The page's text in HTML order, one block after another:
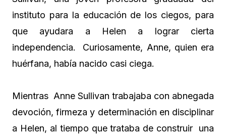
instituto para la educación de los ciegos, para
que ayudara a Helen a lograr cierta
independencia. Curiosamente, Anne, quien era
huérfana, había nacido casi ciega.
Mientras Anne Sullivan trabajaba con abnegada
devoción, firmeza y determinación en disciplinar
a Helen, al tiempo que trataba de construir una